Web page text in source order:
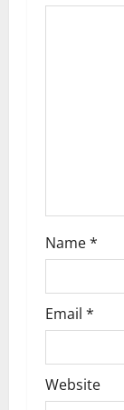
Name*
Email *
Website